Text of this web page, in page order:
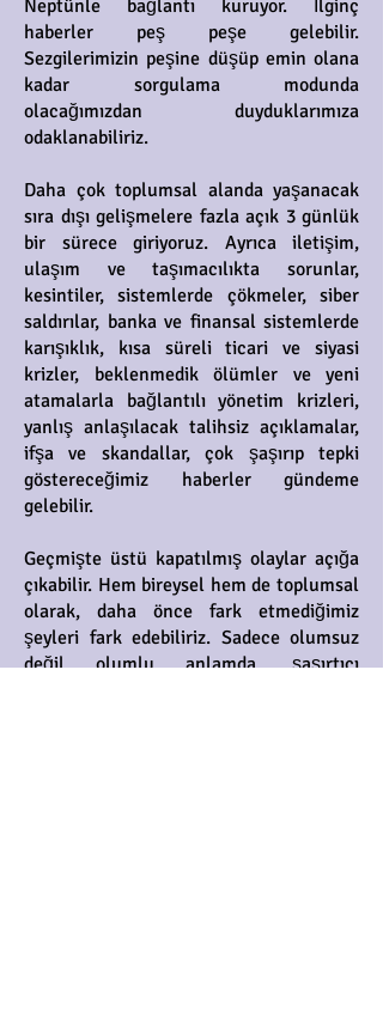
Neptünle bağlantı kuruyor. İlginç
haberler peş peşe gelebilir.
Sezgilerimizin peşine düşüp emin olana
kadar sorgulama modunda
olacağımızdan duyduklarımıza
odaklanabiliriz.
Daha çok toplumsal alanda yaşanacak
sıra dışı gelişmelere fazla açık 3 günlük
bir sürece giriyoruz. Ayrıca iletişim,
ulaşım ve taşımacılıkta sorunlar,
kesintiler, sistemlerde çökmeler, siber
saldırılar, banka ve finansal sistemlerde
karışıklık, kısa süreli ticari ve siyasi
krizler, beklenmedik ölümler ve yeni
atamalarla bağlantılı yönetim krizleri,
yanlış anlaşılacak talihsiz açıklamalar,
ifşa ve skandallar, çok şaşırıp tepki
göstereceğimiz haberler gündeme
gelebilir.
Geçmişte üstü kapatılmış olaylar açığa
çıkabilir. Hem bireysel hem de toplumsal
olarak, daha önce fark etmediğimiz
şeyleri fark edebiliriz. Sadece olumsuz
değil olumlu anlamda, şaşırtıcı